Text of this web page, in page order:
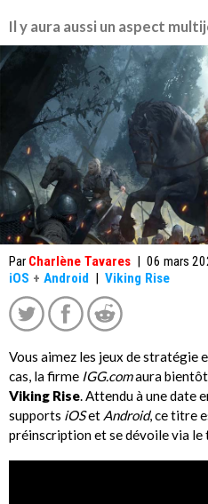
Il y aura aussi un aspect
Par Charlène Tavares | 06 mars
iOS + Android | Viking Rise
Vous aimez les jeux de stratégie
cas, la firme IGG.comaura bientôt
Viking Rise. Attendu à une date
supports iOSet Android, ce titre
préinscription et se dévoile via